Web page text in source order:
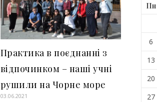
Практика в поєднанні з
відпочинком – наші учні
рушили на Чорне море
03.06.2021
Пн
6
13
20
27